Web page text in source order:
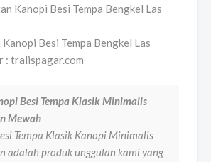
Kanopi Besi Tempa Bengkel Las
: tralispagar.com
Besi Tempa Klasik Minimalis
Mewah
Tempa Klasik Kanopi Minimalis
adalah produk unggulan kami yang